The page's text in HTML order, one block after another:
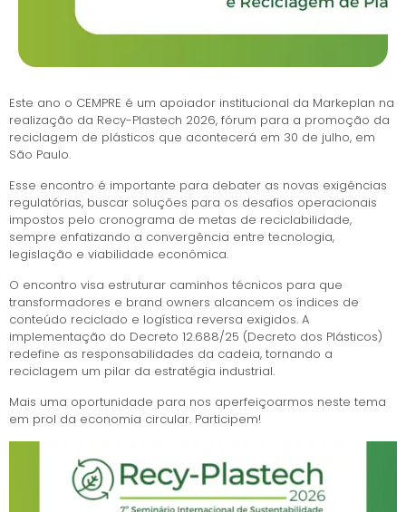
Este ano o CEMPRE é um apoiador institucional da Markeplan na
realização da Recy-Plastech 2026, fórum para a promoção da
reciclagem de plásticos que acontecerá em 30 de julho, em
São Paulo.
Esse encontro é importante para debater as novas exigências
regulatórias, buscar soluções para os desafios operacionais
impostos pelo cronograma de metas de reciclabilidade,
sempre enfatizando a convergência entre tecnologia,
legislação e viabilidade econômica.
O encontro visa estruturar caminhos técnicos para que
transformadores e brand owners alcancem os índices de
conteúdo reciclado e logística reversa exigidos. A
implementação do Decreto 12.688/25 (Decreto dos Plásticos)
redefine as responsabilidades da cadeia, tornando a
reciclagem um pilar da estratégia industrial.
Mais uma oportunidade para nos aperfeiçoarmos neste tema
em prol da economia circular. Participem!